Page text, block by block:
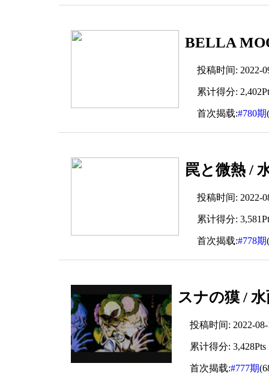
BELLA
投稿时间: 2022-
累计得分:
首次揭载:#780期
罠と微熱 /
投稿时间: 2022-
累计得分:
首次揭载:#778期
スナの獏 /
投稿时间: 2022-08-
累计得分: 3,428Pts
首次揭载:#777期